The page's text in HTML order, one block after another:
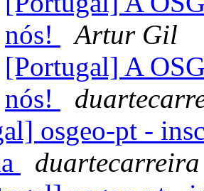
nós!
Artur Gil
[Portugal] A
nós!
osgeo-pt -
duartecarreira